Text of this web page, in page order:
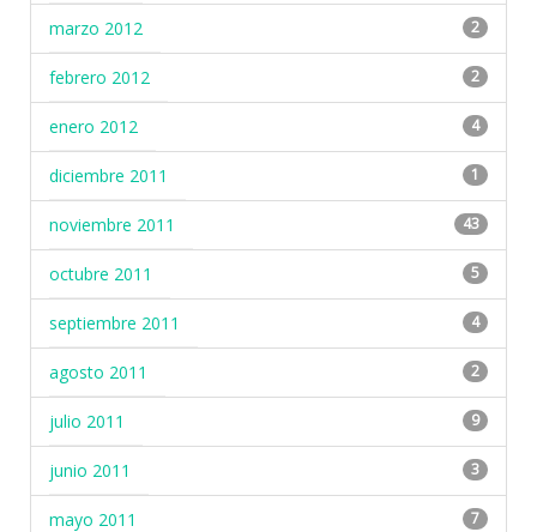
marzo 2012 2
febrero 2012 2
enero 2012 4
diciembre 2011 1
noviembre 2011 43
octubre 2011 5
septiembre 2011 4
agosto 2011 2
julio 2011 9
junio 2011 3
mayo 2011 7